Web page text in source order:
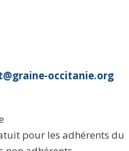
occitanie.org
pour les adhérents du